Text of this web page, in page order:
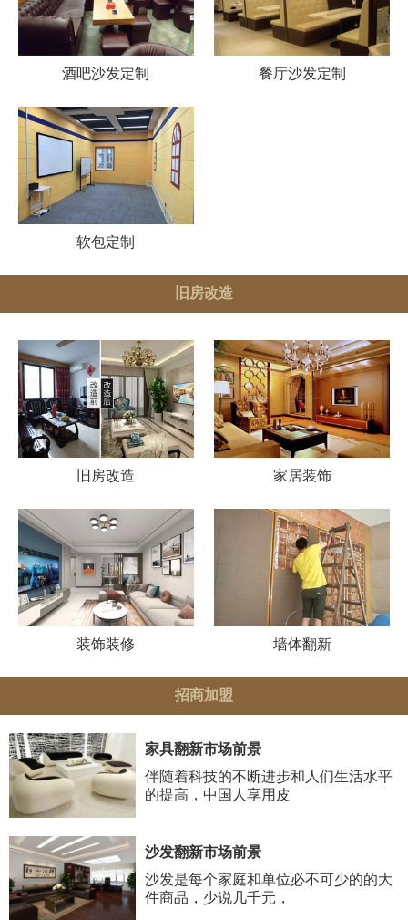
酒吧沙发定制 餐厅沙发定制
软包定制
旧房改造
旧房改造 家居装饰
装饰装修 墙体翻新
招商加盟
家具翻新市场前景
伴随着科技的不断进步和人们生活水平
的提高，中国人享用皮
沙发翻新市场前景
沙发是每个家庭和单位必不可少的的大
件商品，少说几千元，